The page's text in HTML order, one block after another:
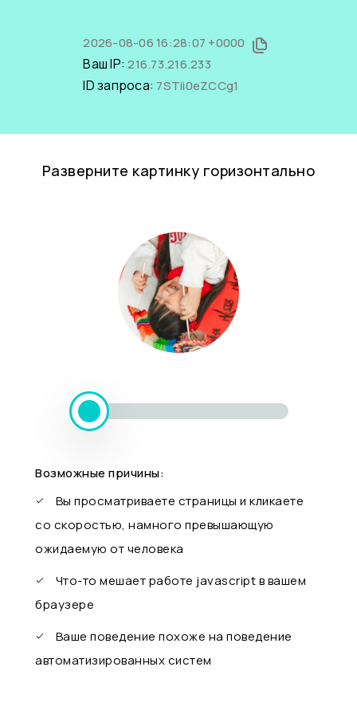
2026-08-06 16:28:07 +0000
Ваш IP:216.73.216.233
ID запроса: 7STii0eZCCg1
Разверните картинку горизонтально
Возможные причины:
Вы просматриваете страницы и кликаете
со скоростью, намного превышающую
ожидаемую от человека
Что-то мешает работе javascript в вашем
браузере
Ваше поведение похоже на поведение
автоматизированных систем